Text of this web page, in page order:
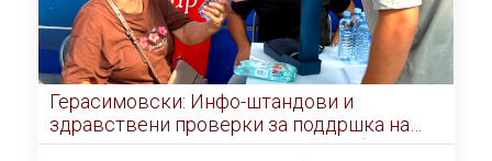
Герасимовски: Инфо-штандови и
здравствени проверки за поддршка на
граѓаните во услови на топлотен бран